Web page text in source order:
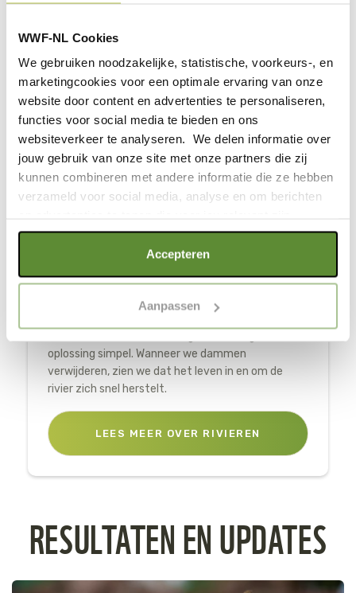
WWF-NL Cookies
We gebruiken noodzakelijke, statistische, voorkeurs-, en
marketingcookies voor een optimale ervaring van onze
website door content en advertenties te personaliseren,
functies voor social media te bieden en ons
websiteverkeer te analyseren. We delen informatie over
jouw gebruik van onze site met onze partners die zij
kunnen combineren met andere informatie die ze hebben
verzameld voor social media, analyse en om berichten
Als je op "Alle cookies accepteren" klikt, ga je akkoord
met een optimaal gebruik van de website. Als je niet alle
"selectie toestaan" of "alleen noodzakelijke cookies", wat
wel gevolgen kan hebben voor de gebruiksvriendelijkheid
van de website. Voor meer inzage in de cookies klik dan
op "Cookie instellingen". Lees voor meer informatie
onzeCookie Policy.
Accepteren
Aanpassen
Mikko Nikkinen / Storymakers
SAMEN DAMMEN SLOPEN
Van alle dieren gaan de populaties
deels door dammen. Rivieren zijn een soort
snelwegen voor trekvissen die heen en weer
oplossing simpel. Wanneer we dammen
verwijderen, zien we dat het leven in en om de
rivier zich snel herstelt.
LEES MEER OVER RIVIEREN
RESULTATEN EN UPDATES